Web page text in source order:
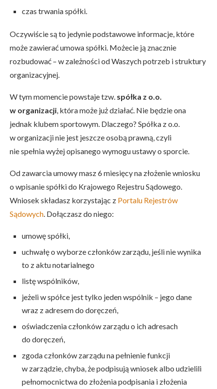
czas trwania spółki.
Oczywiście są to jedynie podstawowe informacje, które
może zawierać umowa spółki. Możecie ją znacznie
rozbudować – w zależności od Waszych potrzeb i struktury
organizacyjnej.
W tym momencie powstaje tzw. spółka z o.o.
w organizacji, która może już działać. Nie będzie ona
jednak klubem sportowym. Dlaczego? Spółka z o.o.
w organizacji nie jest jeszcze osobą prawną, czyli
nie spełnia wyżej opisanego wymogu ustawy o sporcie.
Od zawarcia umowy masz 6 miesięcy na złożenie wniosku
o wpisanie spółki do Krajowego Rejestru Sądowego.
Wniosek składasz korzystając z Portalu Rejestrów
Sądowych. Dołączasz do niego:
umowę spółki,
uchwałę o wyborze członków zarządu, jeśli nie wynika
to z aktu notarialnego
listę wspólników,
jeżeli w spółce jest tylko jeden wspólnik – jego dane
wraz z adresem do doręczeń,
oświadczenia członków zarządu o ich adresach
do doręczeń,
zgoda członków zarządu na pełnienie funkcji
w zarządzie, chyba, że podpisują wniosek albo udzielili
pełnomocnictwa do złożenia podpisania i złożenia